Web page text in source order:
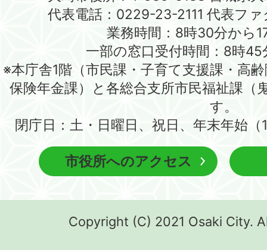
代表電話：0229-23-2111 代表フ
業務時間：8時30分から
一部の窓口受付時間：8時
※本庁舎1階（市民課・子育て支援課・高
保険年金課）と各総合支所市民福祉課（
す。
閉庁日：土・日曜日、祝日、年末年始
市役所へのアクセス
Copyright (C) 2021 Osaki City.